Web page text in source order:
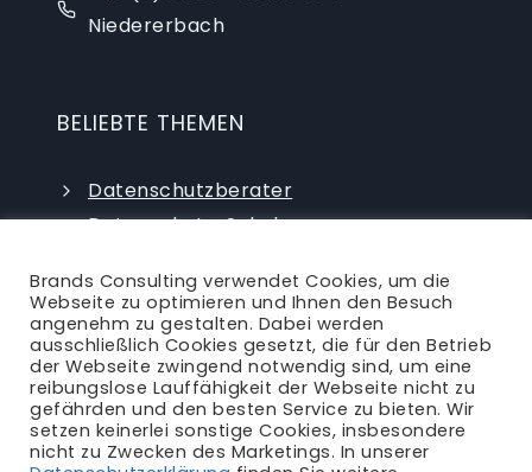
Niedererbach
BELIEBTE THEMEN
Datenschutzberater
Datenschutz-Schulungen
externer Datenschutzbeauftragter
Brands Consulting verwendet Cookies, um die
Webseite zu optimieren und Ihnen den Besuch
angenehm zu gestalten. Dabei werden
ausschließlich Cookies gesetzt, die für den Betrieb
der Webseite zwingend notwendig sind, um eine
reibungslose Lauffähigkeit der Webseite nicht zu
gefährden und den besten Service zu bieten. Wir
setzen keinerlei sonstige Cookies, insbesondere
nicht zu Zwecken des Marketings. In unserer